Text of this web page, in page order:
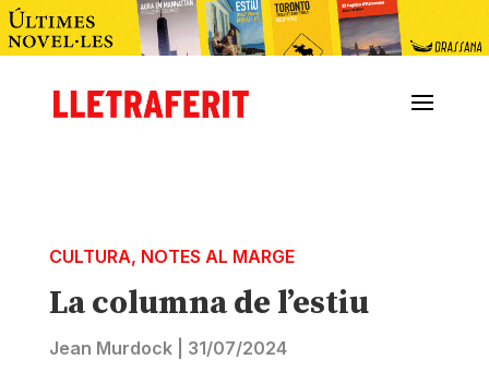
CULTURA, NOTES AL MARGE
La columna de l’estiu
Jean Murdock| 31/07/2024